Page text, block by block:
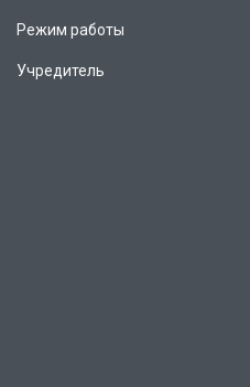
Режим работы
Учредитель